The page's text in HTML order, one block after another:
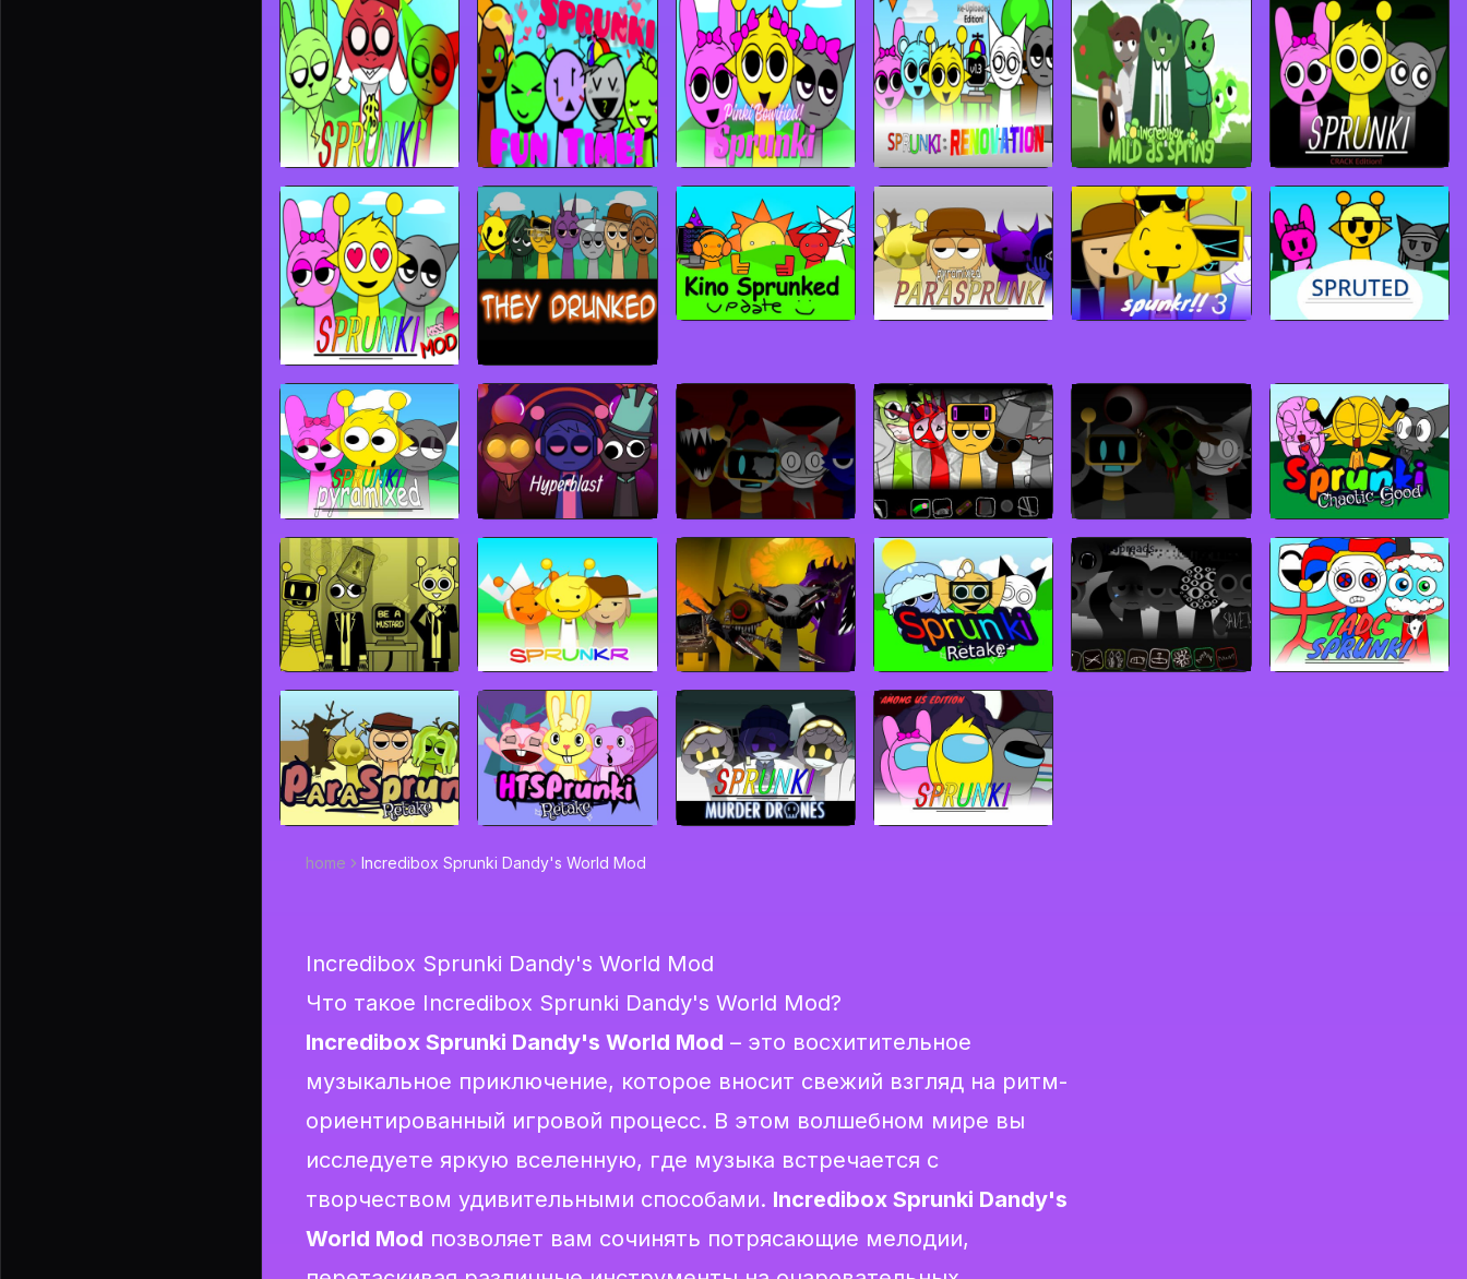
home Incredibox Sprunki Dandy's World Mod
Incredibox Sprunki Dandy's World Mod
Что такое Incredibox Sprunki Dandy's World Mod?
Incredibox Sprunki Dandy's World Mod – это восхитительное
музыкальное приключение, которое вносит свежий взгляд на ритм-
ориентированный игровой процесс. В этом волшебном мире вы
исследуете яркую вселенную, где музыка встречается с
творчеством удивительными способами. Incredibox Sprunki Dandy's
World Mod позволяет вам сочинять потрясающие мелодии,